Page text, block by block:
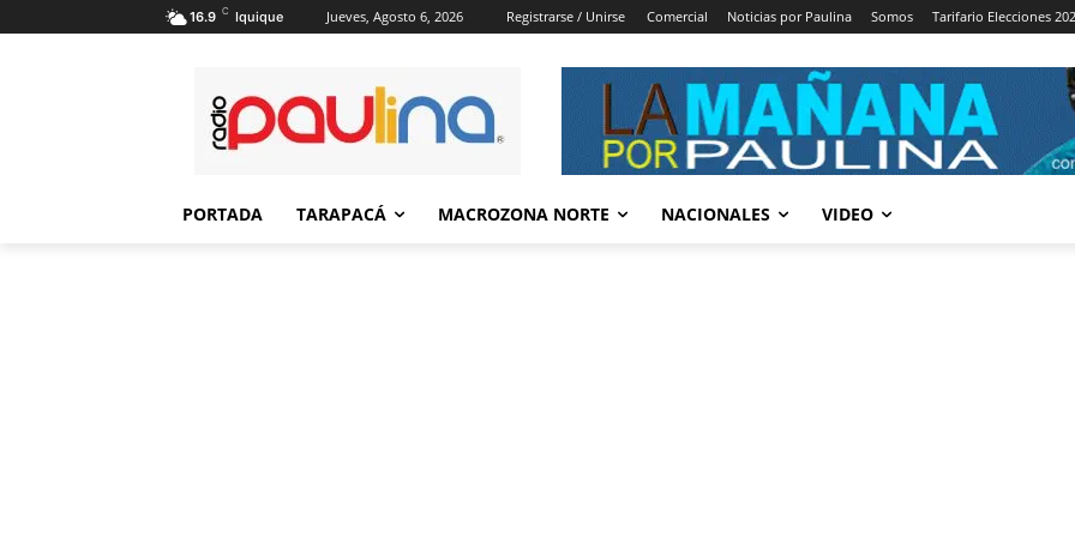
16.9 C Iquique Jueves, Agosto 6, 2026 Registrarse / Unirse Comercial Noticias por Paulina Somos Tarifario Elecciones
PORTADA TARAPACÁ MACROZONA NORTE NACIONALES VIDEO